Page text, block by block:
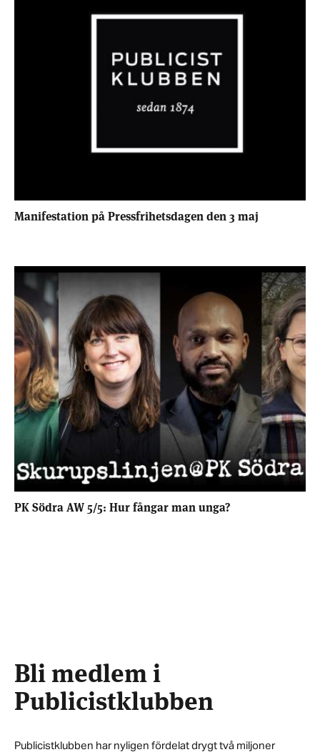
Manifestation på Pressfrihetsdagen den 3 maj
PK Södra AW 5/5: Hur fångar man unga?
Bli medlem i
Publicistklubben
Publicistklubben har nyligen fördelat drygt två miljoner